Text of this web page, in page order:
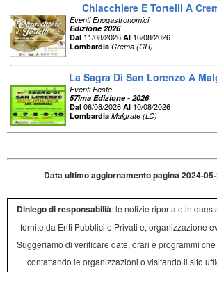
Chiacchiere E Tortelli A
Eventi Enogastronomici
Edizione 2026
Dal 11/08/2026 Al 16/08/2026
Lombardia Crema (CR)
La Sagra Di San Lorenzo A
Eventi Feste
57ima Edizione - 2026
Dal 06/08/2026 Al 10/08/2026
Lombardia Malgrate (LC)
Data ultimo aggiornamento pagina 2024-
Diniego di responsabilià: le notizie riportate in
fornite da Enti Pubblici e Privati e, organizzazione
Suggeriamo di verificare date, orari e programmi
contattando le organizzazioni o visitando il sito